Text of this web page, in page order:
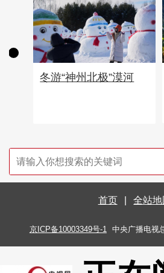
冬游“神州北极”漠河
首页 全站地
京ICP备10003349号-1 中央广播电视